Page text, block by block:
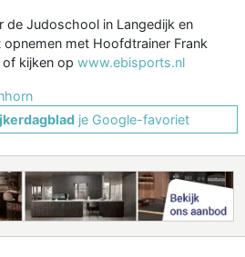
de Judoschool in Langedijk en
met Hoofdtrainer Frank
kijken op www.ebisports.nl
je Google-favoriet